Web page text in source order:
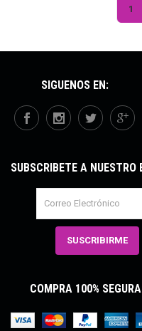
1
SÍGUENOS EN:
SUBSCRÍBETE A NUESTRO
COMPRA 100% SEGURA